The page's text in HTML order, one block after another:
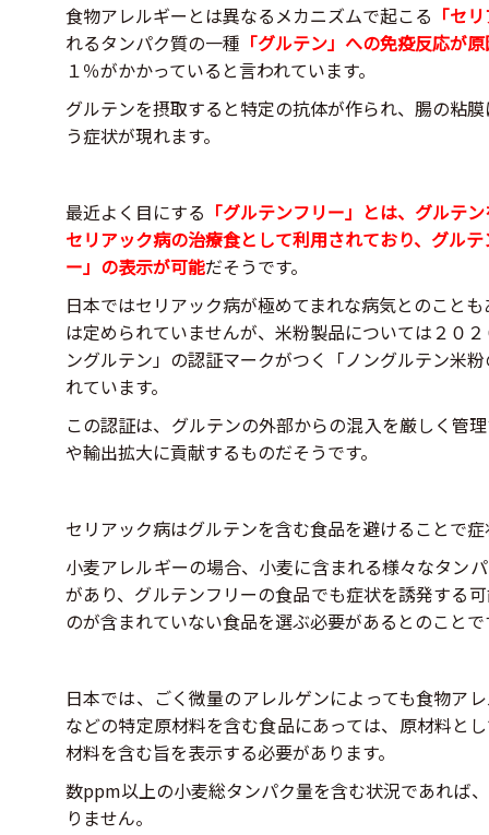
食物アレルギーとは異なるメカニズムで起こる 「セ
れるタンパク質の一種 「グルテン」への免疫反応が
１％がかかっていると言われています。
グルテンを摂取すると特定の抗体が作られ、腸の粘
う症状が現れます。
最近よく目にする 「グルテンフリー」とは、グルテ
セリアック病の治療食として利用されており、グル
ー」の表示が可能だそうです。
日本ではセリアック病が極めてまれな病気とのこと
は定められていませんが、米粉製品については２０
ングルテン」の認証マークがつく「ノングルテン米
れています。
この認証は、グルテンの外部からの混入を厳しく管
や輸出拡大に貢献するものだそうです。
セリアック病はグルテンを含む食品を避けることで
小麦アレルギーの場合、小麦に含まれる様々なタン
があり、グルテンフリーの食品でも症状を誘発する
のが含まれていない食品を選ぶ必要があるとのことで
日本では、ごく微量のアレルゲンによっても食物ア
などの特定原材料を含む食品にあっては、原材料と
材料を含む旨を表示する必要があります。
数ppm以上の小麦総タンパク量を含む状況であれば
りません。